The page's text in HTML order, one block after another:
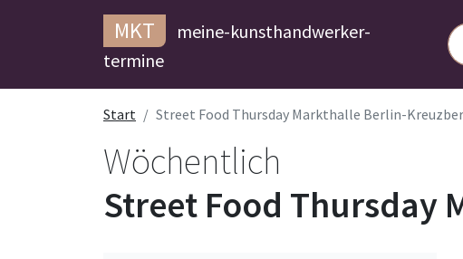
MKT
meine-kunsthandwerker-
termine
Start Street Food Thursday Markthalle Berlin-
Wöchentlich
Street Food Thursday